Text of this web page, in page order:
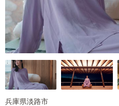
兵庫県淡路市